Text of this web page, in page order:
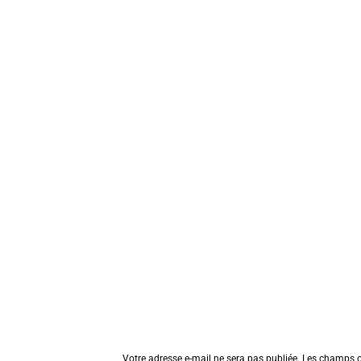
Votre adresse e-mail ne sera pas publiée. Les champs